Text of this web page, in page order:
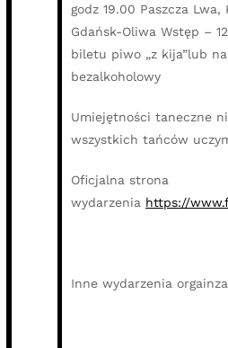
godz 19.00 Paszcza Lwa,
Gdańsk-Oliwa Wstęp –
biletu piwo „z kija”lub
bezalkoholowy
Umiejętności taneczne
wszystkich tańców
Oficjalna strona
wydarzenia https://
Inne wydarzenia